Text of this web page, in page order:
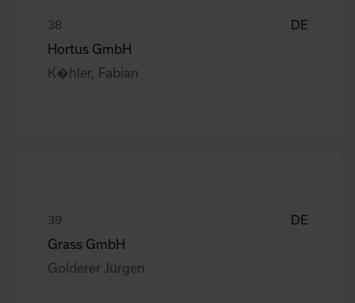
DE
Hortus GmbH
K�hler, Fabian
DE
Grass GmbH
Golderer Jürgen